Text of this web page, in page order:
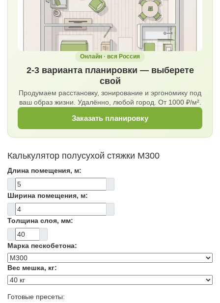
Онлайн · вся Россия
2-3 варианта планировки — выберете
свой
Продумаем расстановку, зонирование и эргономику под
ваш образ жизни. Удалённо, любой город. От 1000 ₽/м².
Заказать планировку
Калькулятор полусухой стяжки М300
Длина помещения, м:
Ширина помещения, м:
Толщина слоя, мм:
Марка пескобетона:
Вес мешка, кг:
Готовые пресеты: